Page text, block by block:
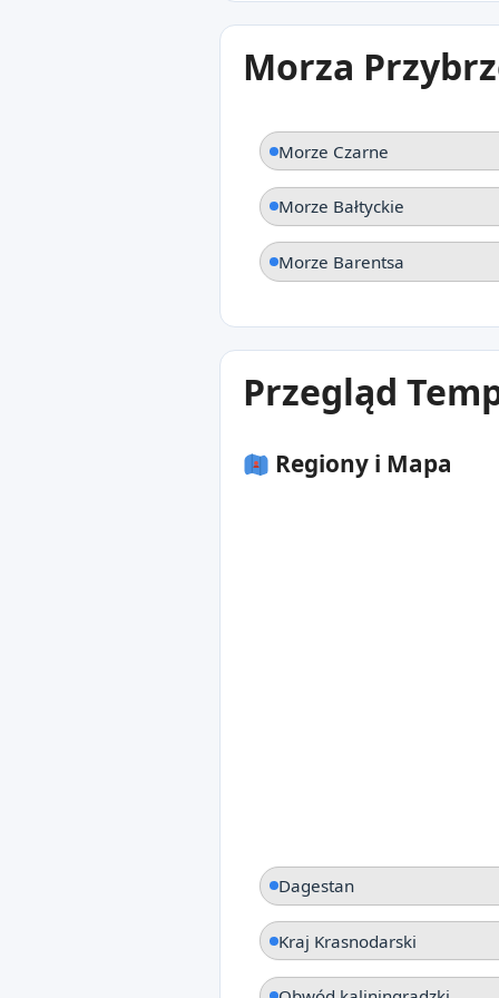
Morza
Morze Czarne
Morze Bałtyckie
Morze Barentsa
Przegląd
Regiony i Mapa
Dagestan
Kraj Krasnodarski